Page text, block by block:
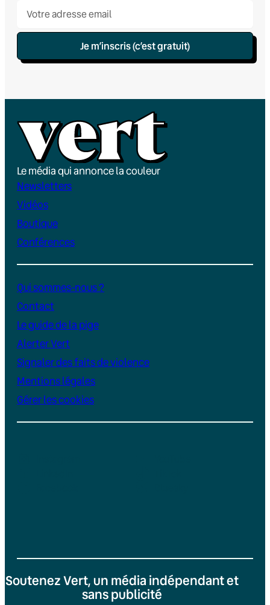
Je m’inscris (c’est gratuit)
Le média qui annonce la couleur
Newsletters
Vidéos
Boutique
Conférences
Qui sommes-nous ?
Contact
Le guide de la pige
Alerter Vert
Signaler des faits de violence
Mentions légales
Gérer les cookies
Soutenez Vert, un média indépendant et
sans publicité